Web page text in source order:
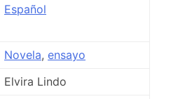
Español
Novela, ensayo
Elvira Lindo